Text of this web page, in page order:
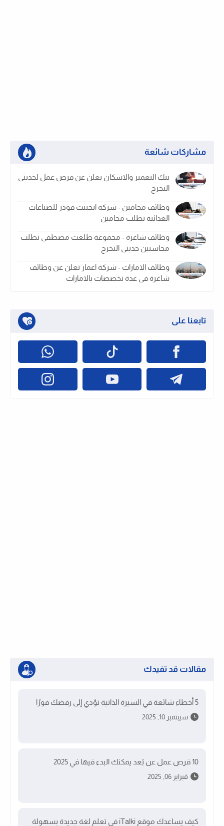
مشاركات شائعة
بنك التعمير والاسكان يعلن عن فرص عمل لحديثى
التخرج
وظائف محامين - شركة ايجيبت فودز للصناعات
الغذائية تطلب محامين
وظائف شاغرة - مجموعة طلعت مصطفى تطلب
محاسبين حديثى التخرج
وظائف الامارات - شركة اعمار تعلن عن وظائف
شاغرة فى عدة تخصصات بالامارات
تابعنا على
مقالات قد تفيدك
5 أخطاء شائعة في السيرة الذاتية تؤدي إلى رفضك فورًا
سيبتمبر 10, 2025
10 فرص عمل عن بُعد يمكنك البدء فيها في 2025
فبراير 06, 2025
كيف يساعدك موقع iTalki في تعلم لغة جديدة بسهولة